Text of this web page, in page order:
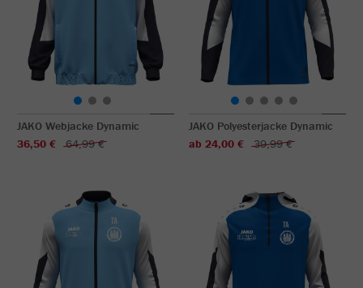
JAKO Webjacke Dynamic
36,50 €
64,99 €
JAKO Polyesterjacke Dynamic
ab 24,00 €
39,99 €